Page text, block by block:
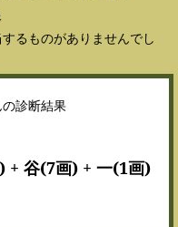
るものがありませんでし
+ 谷(7画) + 一(1画)